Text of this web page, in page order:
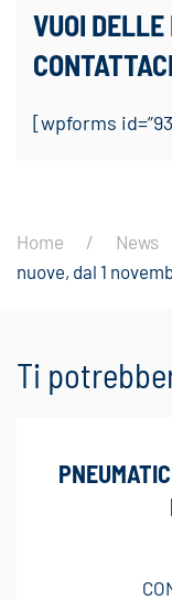
VUOI
[wpforms
Home News
nuove, dal 1
Ti